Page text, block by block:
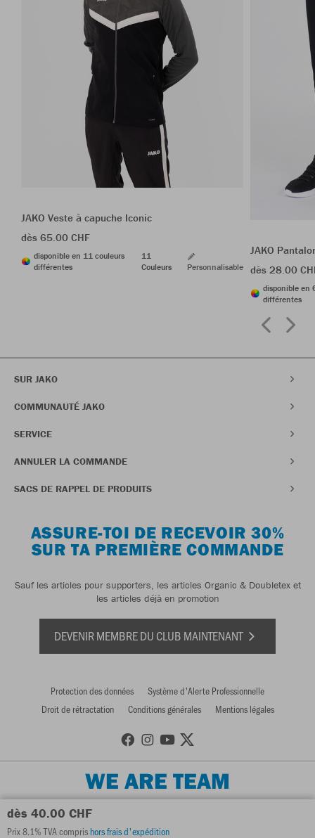
dès 40.00 CHF
Prix 8.1% TVA compris hors frais d'expédition
JAKO Veste à capuche Iconic
dès 65.00 CHF
disponible en 11 couleurs
différentes
11
Couleurs
Personnalisable
JAKO
dès 28.00
disponible en
différentes
SUR JAKO
COMMUNAUTÉ JAKO
SERVICE
ANNULER LA COMMANDE
SACS DE RAPPEL DE PRODUITS
ASSURE-TOI DE RECEVOIR 30%
SUR TA PREMIÈRE COMMANDE
Sauf les articles pour supporters, les articles Organic & Doubletex et
les articles déjà en promotion
DEVENIR MEMBRE DU CLUB MAINTENANT
Protection des données
Système d'Alerte Professionnelle
Droit de rétractation
Conditions générales Mentions légales
WE ARE TEAM